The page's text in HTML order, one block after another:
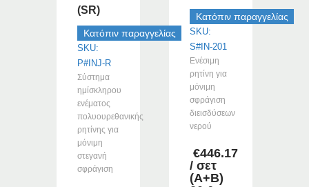
(SR)
Κατόπιν παραγγελίας
SKU:
P#INJ-R
Σύστημα
ημίσκληρου
ενέματος
πολυουρεθανικής
ρητίνης για
μόνιμη
στεγανή
σφράγιση
Κατόπιν παραγγελίας
SKU:
S#IN-201
Ενέσιμη
ρητίνη για
μόνιμη
σφράγιση
διεισδύσεων
νερού
€446.17
/ σετ
(Α+Β)